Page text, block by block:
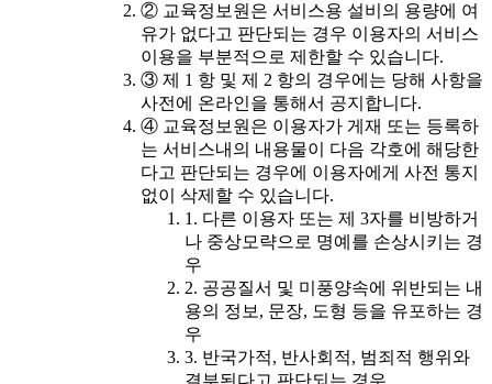
② 교육정보원은 서비스용 설비의 용량에 여
유가 없다고 판단되는 경우 이용자의 서비스
이용을 부분적으로 제한할 수 있습니다.
③ 제 1 항 및 제 2 항의 경우에는 당해 사항을
사전에 온라인을 통해서 공지합니다.
④ 교육정보원은 이용자가 게재 또는 등록하
는 서비스내의 내용물이 다음 각호에 해당한
다고 판단되는 경우에 이용자에게 사전 통지
없이 삭제할 수 있습니다.
1. 다른 이용자 또는 제 3자를 비방하거
나 중상모략으로 명예를 손상시키는 경
우
2. 공공질서 및 미풍양속에 위반되는 내
용의 정보, 문장, 도형 등을 유포하는 경
우
3. 반국가적, 반사회적, 범죄적 행위와
결부된다고 판단되는 경우